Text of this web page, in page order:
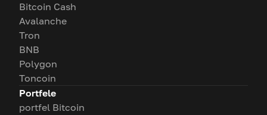
Bitcoin Cash
Avalanche
Tron
BNB
Polygon
Toncoin
Portfele
portfel Bitcoin